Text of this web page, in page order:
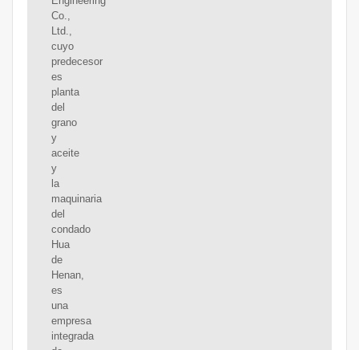
Co.,
Ltd.,
cuyo
predecesor
es
planta
del
grano
y
aceite
y
la
maquinaria
del
condado
Hua
de
Henan,
es
una
empresa
integrada